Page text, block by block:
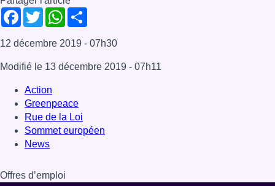
Offres d’emploi